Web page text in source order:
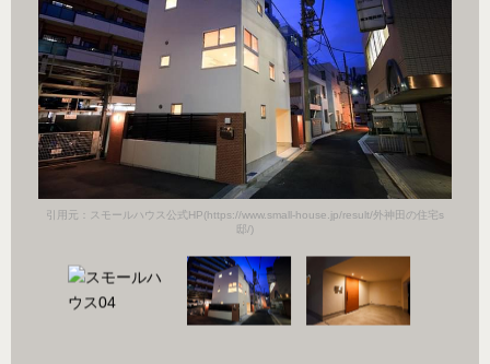
引用元：スモールハウス公式HP(https://www.small-house.jp/result/外神田の住宅s
邸/)